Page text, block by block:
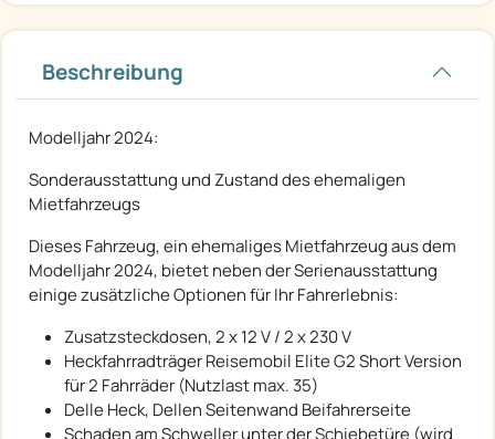
Beschreibung
Modelljahr 2024:
Sonderausstattung und Zustand des ehemaligen
Mietfahrzeugs
Dieses Fahrzeug, ein ehemaliges Mietfahrzeug aus dem
Modelljahr 2024, bietet neben der Serienausstattung
einige zusätzliche Optionen für Ihr Fahrerlebnis:
Zusatzsteckdosen, 2 x 12 V / 2 x 230 V
Heckfahrradträger Reisemobil Elite G2 Short Version
für 2 Fahrräder (Nutzlast max. 35)
Delle Heck, Dellen Seitenwand Beifahrerseite
Schaden am Schweller unter der Schiebetüre (wird